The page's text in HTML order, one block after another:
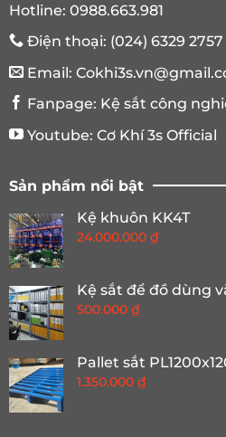
Hotline: 0988.663.981
Điện thoại: (024) 6329 2757
Email:
Fanpage: Kệ sắt công
Youtube: Cơ Khí 3s Official
Sản phẩm nổi bật
Kệ khuôn KK4T
24.000.000 ₫
Kệ sắt để đồ dùng
500.000 ₫
Pallet sắt
1.350.000 ₫